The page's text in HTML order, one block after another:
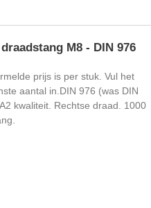
draadstang M8 - DIN 976
prijs is per stuk. Vul het
aantal in.DIN 976 (was DIN
kwaliteit. Rechtse draad. 1000